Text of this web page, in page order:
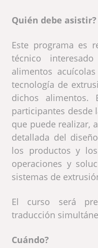
Quién debe asistir?
Este programa es
técnico
alimentos
tecnología de
dichos
participantes desde
que puede realizar,
detallada del
los productos y
operaciones y
sistemas de
El curso será
traducción
Cuándo?